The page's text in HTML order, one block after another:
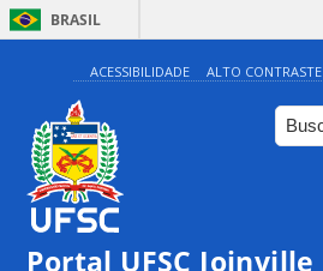
BRASIL
ACESSIBILIDADE ALTO CONTRASTE
Portal UFSC Joinville